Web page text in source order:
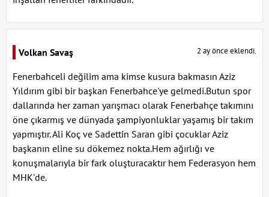
Volkan Savaş 2 ay önce eklendi.
Fenerbahceli değilim ama kimse kusura bakmasın Aziz
Yıldırım gibi bir başkan Fenerbahce'ye gelmedi.Butun spor
dallarında her zaman yarışmacı olarak Fenerbahçe takımını
öne çıkarmış ve dünyada şampiyonluklar yaşamış bir takım
yapmıştır. Ali Koç ve Sadettin Saran gibi çocuklar Aziz
başkanın eline su dökemez nokta.Hem ağırlığı ve
konuşmalarıyla bir fark oluşturacaktır hem Federasyon hem
MHK'de.